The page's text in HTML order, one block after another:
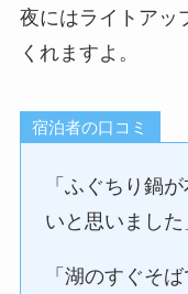
夜にはライトアッ
くれますよ。
宿泊者の口コミ
「ふぐちり鍋
いと思いました
「湖のすぐそ